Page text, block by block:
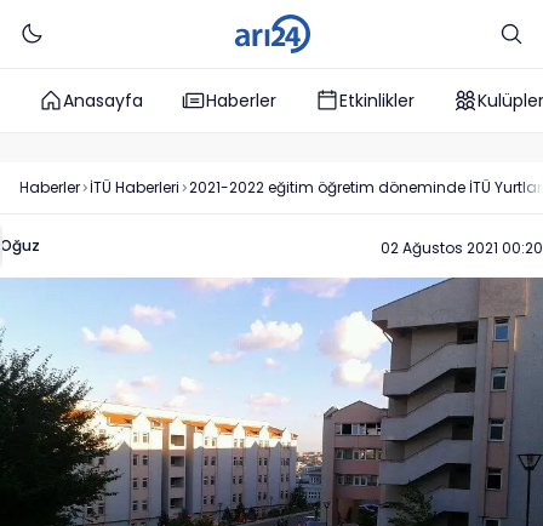
Anasayfa Haberler Etkinlikler Kulüpler
Haberler İTÜ Haberleri 2021-2022 eğitim öğretim döneminde İTÜ
Oğuz 02 Ağustos 2021 00:20